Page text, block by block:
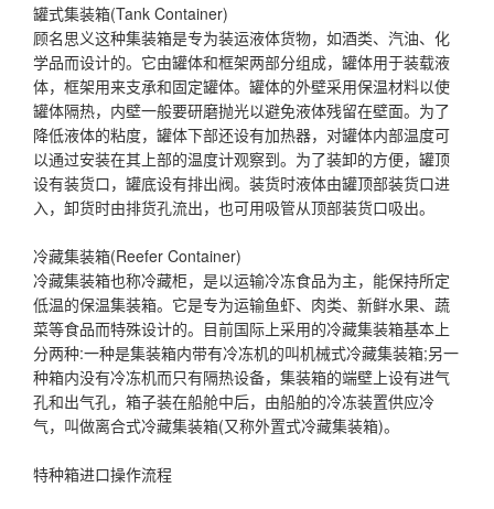
罐式集装箱(Tank Container)
顾名思义这种集装箱是专为装运液体货物，如酒类、汽油、化
学品而设计的。它由罐体和框架两部分组成，罐体用于装载液
体，框架用来支承和固定罐体。罐体的外壁采用保温材料以使
罐体隔热，内壁一般要研磨抛光以避免液体残留在壁面。为了
降低液体的粘度，罐体下部还设有加热器，对罐体内部温度可
以通过安装在其上部的温度计观察到。为了装卸的方便，罐顶
设有装货口，罐底设有排出阀。装货时液体由罐顶部装货口进
入，卸货时由排货孔流出，也可用吸管从顶部装货口吸出。
冷藏集装箱(Reefer Container)
冷藏集装箱也称冷藏柜，是以运输冷冻食品为主，能保持所定
低温的保温集装箱。它是专为运输鱼虾、肉类、新鲜水果、蔬
菜等食品而特殊设计的。目前国际上采用的冷藏集装箱基本上
分两种:一种是集装箱内带有冷冻机的叫机械式冷藏集装箱;另一
种箱内没有冷冻机而只有隔热设备，集装箱的端壁上设有进气
孔和出气孔，箱子装在船舱中后，由船舶的冷冻装置供应冷
气，叫做离合式冷藏集装箱(又称外置式冷藏集装箱)。
特种箱进口操作流程